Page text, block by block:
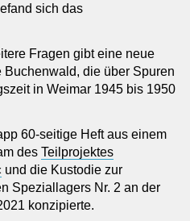
sich das
Fragen gibt eine neue
Buchenwald, die über Spuren
in Weimar 1945 bis 1950
60-seitige Heft aus einem
des Teilprojektes
und die Kustodie zur
Speziallagers Nr. 2 an der
konzipierte.